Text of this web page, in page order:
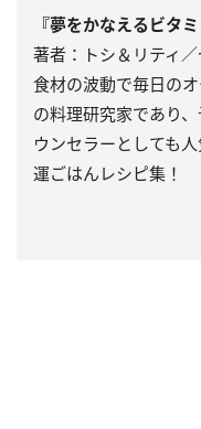
『夢をかなえるビタ
著者：トシ＆リティ
食材の波動で毎日の
の料理研究家であり
ウンセラーとしても
運ごはんレシピ集！